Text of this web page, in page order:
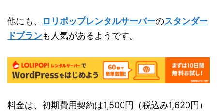
他にも、 ロリポップレンタルサーバーのスタンダー
ドプランも人気があるようです。
料金は、初期費用契約は1,500円（税込み1,620円）